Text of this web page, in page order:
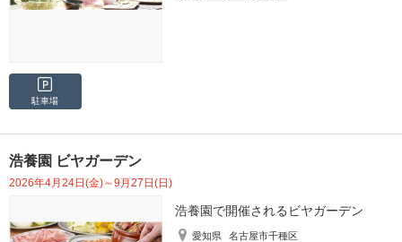
駐車場
浩養園 ビヤガーデン
2026年4月24日(金)～9月27日(日)
浩養園で開催されるビヤガーデン
愛知県
名古屋市千種区